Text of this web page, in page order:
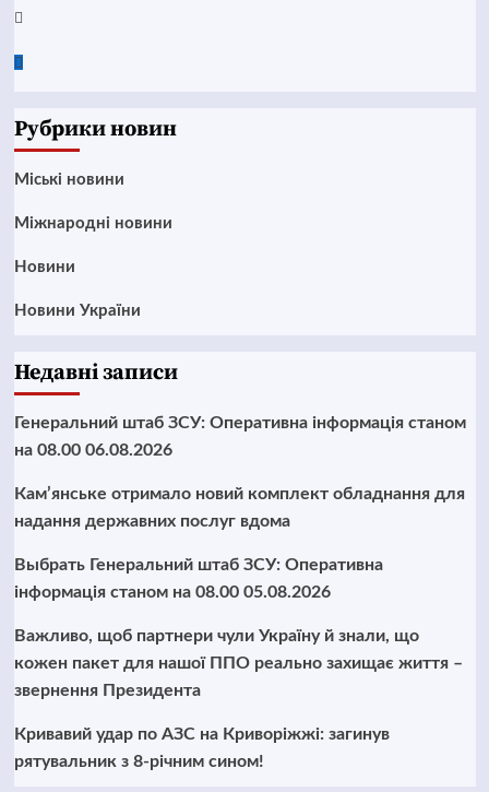
Twitter
Google
Рубрики новин
Mіські новини
Міжнародні новини
Новини
Новини України
Недавні записи
Генеральний штаб ЗСУ: Оперативна інформація станом
на 08.00 06.08.2026
Кам’янське отримало новий комплект обладнання для
надання державних послуг вдома
Выбрать Генеральний штаб ЗСУ: Оперативна
інформація станом на 08.00 05.08.2026
Важливо, щоб партнери чули Україну й знали, що
кожен пакет для нашої ППО реально захищає життя –
звернення Президента
Кривавий удар по АЗС на Криворіжжі: загинув
рятувальник з 8-річним сином!